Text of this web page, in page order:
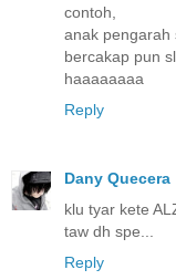
contoh,
anak pengarah
bercakap pun
haaaaaaaa
Reply
Dany Quecera
klu tyar kete
taw dh spe...
Reply